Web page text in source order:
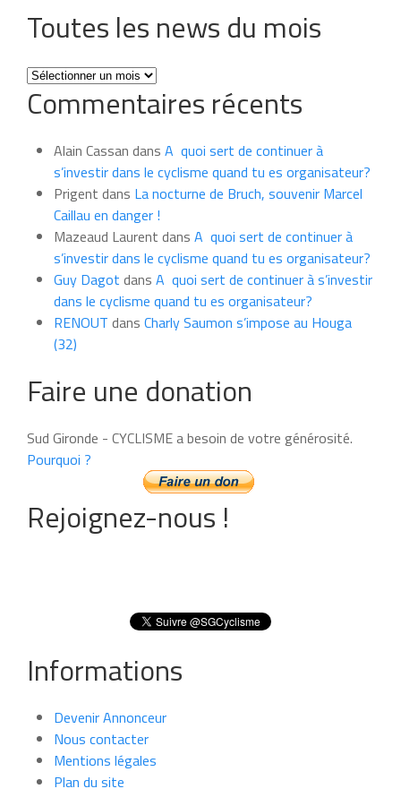
Toutes les news du mois
Toutes
les
news
mois
Commentaires récents
Alain Cassan dans A quoi sert de continuer à
s’investir dans le cyclisme quand tu es organisateur?
Prigent dans La nocturne de Bruch, souvenir Marcel
Caillau en danger !
Mazeaud Laurent dans A quoi sert de continuer à
s’investir dans le cyclisme quand tu es organisateur?
Guy Dagot dans A quoi sert de continuer à s’investir
dans le cyclisme quand tu es organisateur?
RENOUT dans Charly Saumon s’impose au Houga
(32)
Faire une donation
Sud Gironde - CYCLISME a besoin de votre générosité.
Pourquoi ?
Rejoignez-nous !
Informations
Devenir Annonceur
Nous contacter
Mentions légales
Plan du site